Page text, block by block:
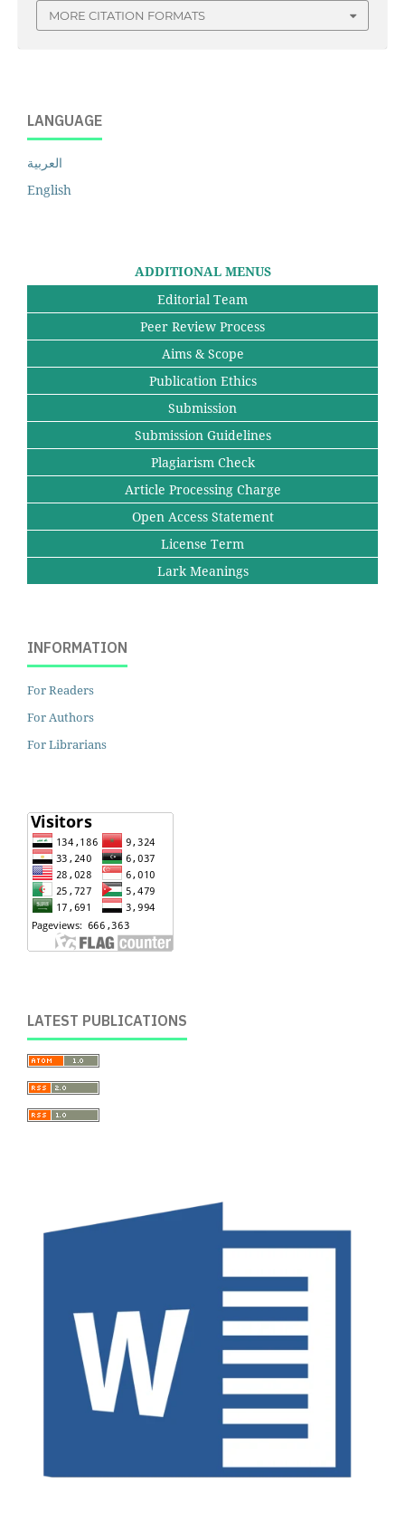
MORE CITATION FORMATS
LANGUAGE
العربية
English
ADDITIONAL MENUS
Editorial Team
Peer Review Process
Aims & Scope
Publication Ethics
Submission
Submission Guidelines
Plagiarism Check
Article Processing Charge
Open Access Statement
License Term
Lark Meanings
INFORMATION
For Readers
For Authors
For Librarians
LATEST PUBLICATIONS